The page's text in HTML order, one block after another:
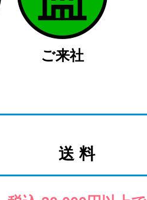
ご来社
送 料